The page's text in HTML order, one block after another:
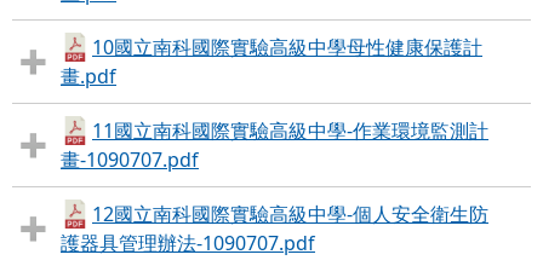
10國立南科國際實驗高級中學母性健康保護計
畫.pdf
11國立南科國際實驗高級中學-作業環境監測計
畫-1090707.pdf
12國立南科國際實驗高級中學-個人安全衛生防
護器具管理辦法-1090707.pdf